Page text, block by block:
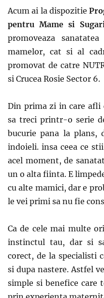
Acum ai la dispozitie
pentru Mame si
promoveaza
mamelor, cat si al
promovat de catre
si Crucea Rosie Sector 6.
Din prima zi in care afli
sa treci printr-o serie
bucurie pana la plans,
indoieli. insa ceea ce
acel moment, de
un o alta fiinta. E
cu alte mamici, dar e
le vei primi sa nu fie
Ca de cele mai multe
instinctul tau, dar si
corect, de la specialisti
si dupa nastere. Astfel
simple si benefice care